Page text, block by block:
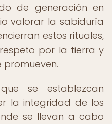
de generación en
valorar la sabiduría
estos rituales,
por la tierra y
se establezcan
la integridad de los
se llevan a cabo